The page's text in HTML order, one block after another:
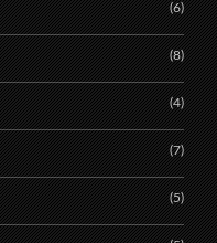
(6)
(8)
(4)
(7)
(5)